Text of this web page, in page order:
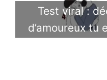
Test viral :
d’amoureux